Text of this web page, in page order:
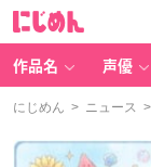
作品名 声優
にじめん > ニュース >